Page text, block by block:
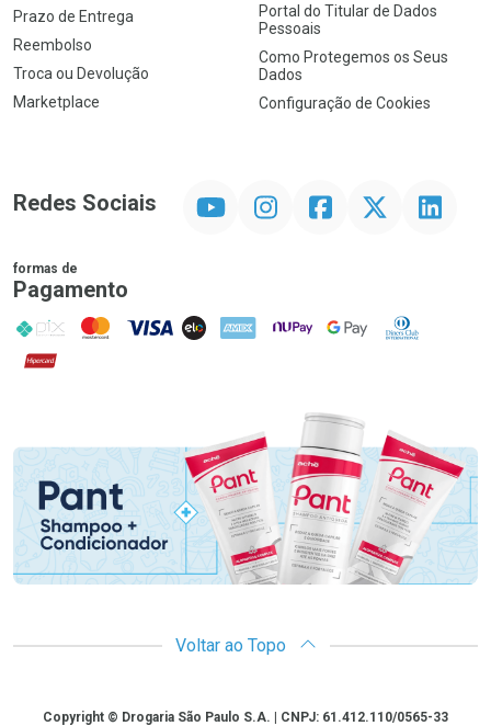
Prazo de Entrega
Reembolso
Troca ou Devolução
Marketplace
Portal do Titular de Dados
Pessoais
Como Protegemos os Seus
Dados
Configuração de Cookies
Redes Sociais InstagramFacebookTwitter Linkedin
formas de
Pagamento
PIX MasterCard
VISA ELO AMEX NuPay Google PayDiners Club
Hipercard
Promoção em Destaque
Voltar ao Topo
CopyrightCopyright © Drogaria São Paulo S.A. | CNPJ: 61.412.110/0565-33